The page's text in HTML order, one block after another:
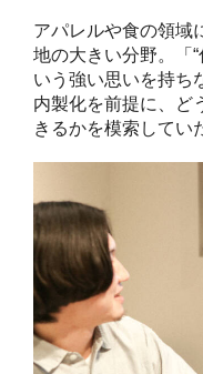
アパレルや食の領域
地の大きい分野。「
いう強い思いを持ち
内製化を前提に、ど
きるかを模索してい